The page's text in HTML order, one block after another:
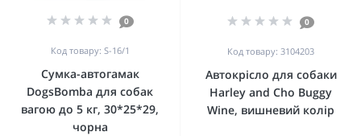
0
Код товару: S-16/1
Сумка-автогамак
DogsBomba для собак
вагою до 5 кг, 30*25*29,
чорна
0
Код товару: 3104203
Автокрісло для собаки
Harley and Cho Buggy
Wine, вишневий колір